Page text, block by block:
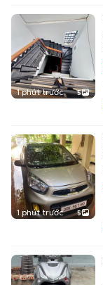
1 phút trước 5
1 phút trước 5